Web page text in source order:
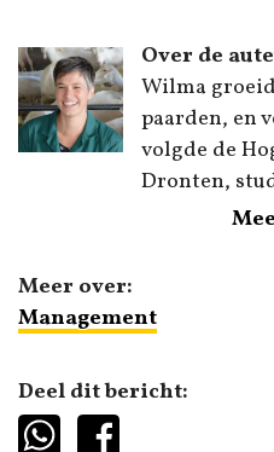
Over de
Wilma
paarden, en
volgde de
Dronten,
Meer over:
Management
Deel dit bericht: